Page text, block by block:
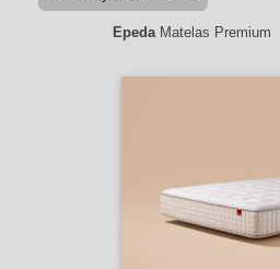
EpedaMatelas Premium